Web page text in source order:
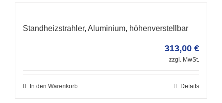
Standheizstrahler, Aluminium, höhenverstellbar
313,00 €
zzgl. MwSt.
In den Warenkorb Details